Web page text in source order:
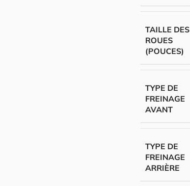
TAILLE DES
ROUES
(POUCES)
TYPE DE
FREINAGE
AVANT
TYPE DE
FREINAGE
ARRIÈRE